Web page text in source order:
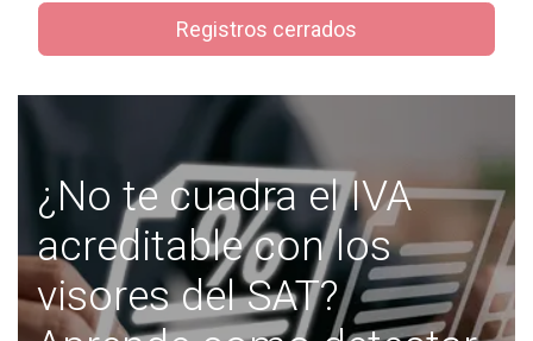
Registros cerrados
¿No te cuadra el IVA
acreditable con los
visores del SAT?